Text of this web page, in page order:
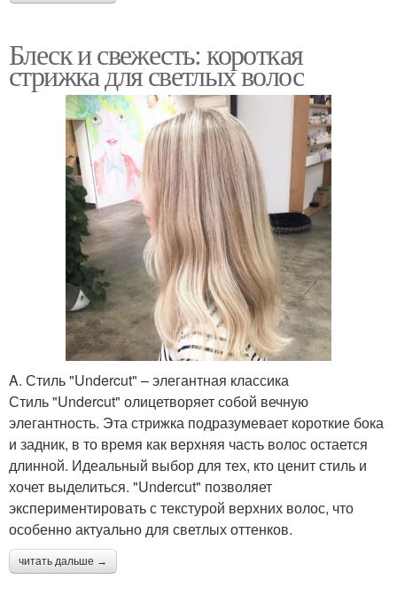
Блеск и свежесть: короткая
стрижка для светлых волос
A. Стиль "Undercut" – элегантная классика
Стиль "Undercut" олицетворяет собой вечную
элегантность. Эта стрижка подразумевает короткие бока
и задник, в то время как верхняя часть волос остается
длинной. Идеальный выбор для тех, кто ценит стиль и
хочет выделиться. "Undercut" позволяет
экспериментировать с текстурой верхних волос, что
особенно актуально для светлых оттенков.
читать дальше →